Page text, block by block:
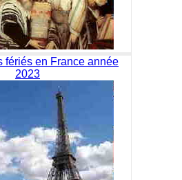
fériés en France année
2023